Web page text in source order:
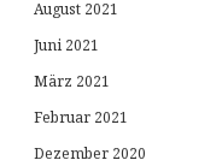
August 2021
Juni 2021
März 2021
Februar 2021
Dezember 2020